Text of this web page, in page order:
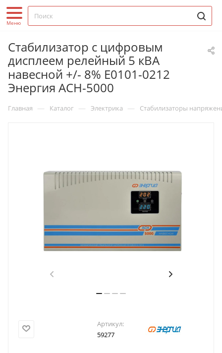
Стабилизатор с цифровым
дисплеем релейный 5 кВА
навесной +/- 8% Е0101-0212
Энергия АСН-5000
Главная — Каталог — Электрика — Стабилизаторы
Артикул:
59277